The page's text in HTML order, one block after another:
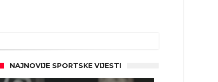
NAJNOVIJE SPORTSKE VIJESTI